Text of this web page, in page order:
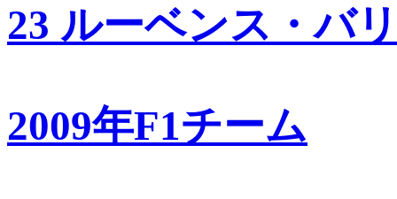
23 ルーベンス・バ
2009年F1チーム